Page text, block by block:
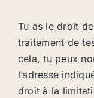
Tu as le droit
traitement de
cela, tu peux
l’adresse
droit à la